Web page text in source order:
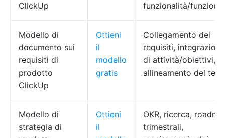
ClickUp
funzionalità/funzioni
Modello di
documento sui
requisiti di
prodotto
ClickUp
Ottieni
il
modello
gratis
Collegamento dei
requisiti, integrazione
di attività/obiettivi,
allineamento del
Modello di
strategia di
Ottieni
il
OKR, ricerca,
trimestrali,